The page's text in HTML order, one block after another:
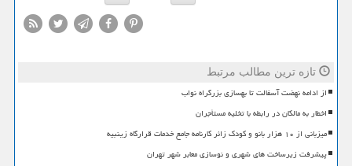
تازه ترین مطالب مرتبط
از ادامه نهضت آسفالت تا بهسازی بزرگراه نواب
اخطار به مالکان در رابطه با تخلیه مستأجران
میزبانی از ۱۰ هزار بانو و کودک زائر کارنامه جامع خدمات قرارگاه زینبیه
پیشرفت زیرساخت های شهری و نوسازی معابر شهر تهران